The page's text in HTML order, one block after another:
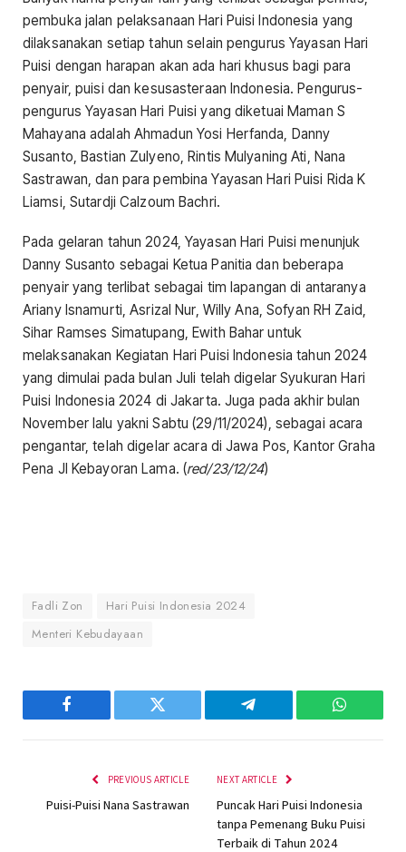
pembuka jalan pelaksanaan Hari Puisi Indonesia yang
dilaksanakan setiap tahun selain pengurus Yayasan Hari
Puisi dengan harapan akan ada hari khusus bagi para
penyair, puisi dan kesusasteraan Indonesia. Pengurus-
pengurus Yayasan Hari Puisi yang diketuai Maman S
Mahayana adalah Ahmadun Yosi Herfanda, Danny
Susanto, Bastian Zulyeno, Rintis Mulyaning Ati, Nana
Sastrawan, dan para pembina Yayasan Hari Puisi Rida K
Liamsi, Sutardji Calzoum Bachri.
Pada gelaran tahun 2024, Yayasan Hari Puisi menunjuk
Danny Susanto sebagai Ketua Panitia dan beberapa
penyair yang terlibat sebagai tim lapangan di antaranya
Ariany Isnamurti, Asrizal Nur, Willy Ana, Sofyan RH Zaid,
Sihar Ramses Simatupang, Ewith Bahar untuk
melaksanakan Kegiatan Hari Puisi Indonesia tahun 2024
yang dimulai pada bulan Juli telah digelar Syukuran Hari
Puisi Indonesia 2024 di Jakarta. Juga pada akhir bulan
November lalu yakni Sabtu (29/11/2024), sebagai acara
pengantar, telah digelar acara di Jawa Pos, Kantor Graha
Pena Jl Kebayoran Lama. (red/23/12/24)
Fadli Zon
Hari Puisi Indonesia 2024
Menteri Kebudayaan
Facebook Twitter Telegram
PREVIOUS ARTICLE
Puisi-Puisi Nana Sastrawan
NEXT ARTICLE
Puncak Hari Puisi Indonesia
tanpa Pemenang Buku Puisi
Terbaik di Tahun 2024